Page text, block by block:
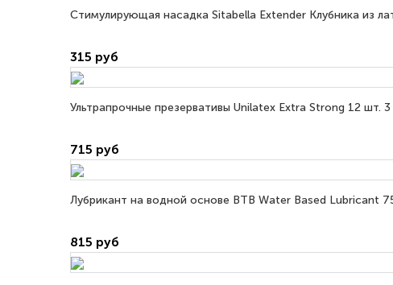
Стимулирующая насадка Sitabella Extender Клубника из
315 руб
Ультрапрочные презервативы Unilatex Extra Strong 12
715 руб
Лубрикант на водной основе BTB Water Based Lubricant
815 руб